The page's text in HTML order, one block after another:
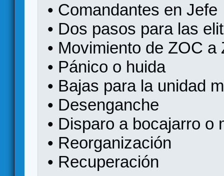
• Comandantes en Jefe
• Dos pasos para las
• Movimiento de ZOC a
• Pánico o huida
• Bajas para la unidad
• Desenganche
• Disparo a bocajarro o
• Reorganización
• Recuperación